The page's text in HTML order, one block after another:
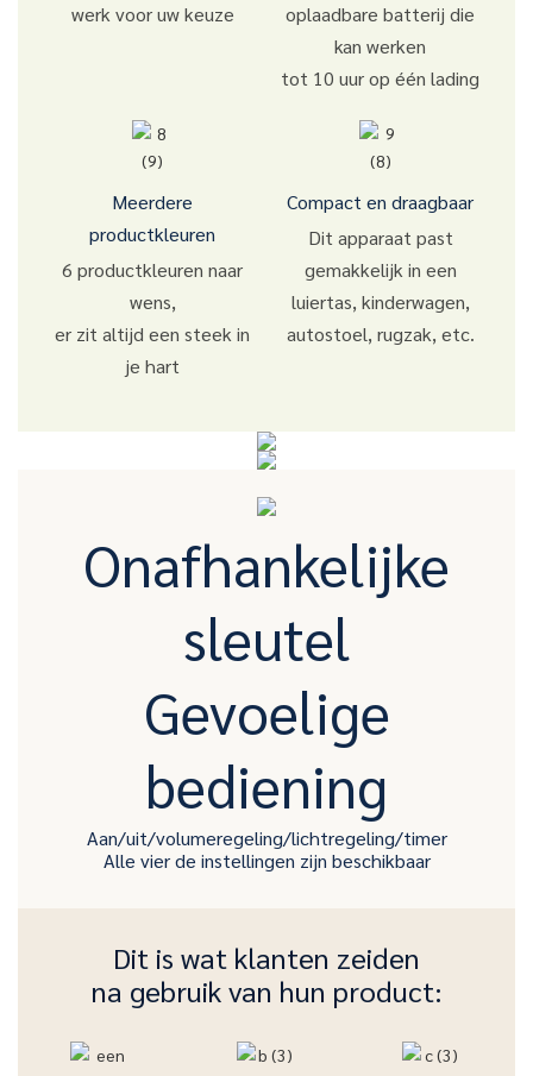
werk voor uw keuze
oplaadbare batterij die
kan werken
tot 10 uur op één lading
Meerdere
productkleuren
6 productkleuren naar
wens,
er zit altijd een steek in
je hart
Compact en draagbaar
Dit apparaat past
gemakkelijk in een
luiertas, kinderwagen,
autostoel, rugzak, etc.
Onafhankelijke
sleutel
Gevoelige
bediening
Aan/uit/volumeregeling/lichtregeling/timer
Alle vier de instellingen zijn beschikbaar
Dit is wat klanten zeiden
na gebruik van hun product: